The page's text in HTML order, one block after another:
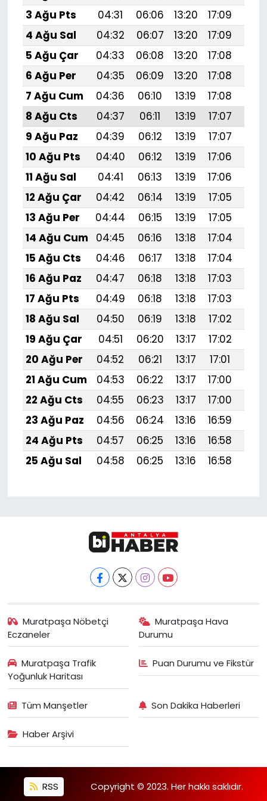
3 Ağu Pts
04:31 06:06 13:20 17:09
4 Ağu Sal
04:32 06:07 13:20 17:09
5 Ağu Çar
04:33 06:08 13:20 17:08
6 Ağu Per
04:35 06:09 13:20 17:08
7 Ağu Cum
04:36 06:10 13:19 17:08
8 Ağu Cts
04:37 06:11 13:19 17:07
9 Ağu Paz
04:39 06:12 13:19 17:07
10 Ağu Pts
04:40 06:12 13:19 17:06
11 Ağu Sal
04:41 06:13 13:19 17:06
12 Ağu Çar
04:42 06:14 13:19 17:05
13 Ağu Per
04:44 06:15 13:19 17:05
14 Ağu Cum
04:45 06:16 13:18 17:04
15 Ağu Cts
04:46 06:17 13:18 17:04
16 Ağu Paz
04:47 06:18 13:18 17:03
17 Ağu Pts
04:49 06:18 13:18 17:03
18 Ağu Sal
04:50 06:19 13:18 17:02
19 Ağu Çar
04:51 06:20 13:17 17:02
20 Ağu Per
04:52 06:21 13:17 17:01
21 Ağu Cum
04:53 06:22 13:17 17:00
22 Ağu Cts
04:55 06:23 13:17 17:00
23 Ağu Paz
04:56 06:24 13:16 16:59
24 Ağu Pts
04:57 06:25 13:16 16:58
25 Ağu Sal
04:58 06:25 13:16 16:58
Muratpaşa Nöbetçi
Eczaneler
Muratpaşa Hava
Durumu
Muratpaşa Trafik
Yoğunluk Haritası
Puan Durumu ve Fikstür
Tüm Manşetler Son Dakika Haberleri
Haber Arşivi
RSS Copyright © 2023. Her hakkı saklıdır.